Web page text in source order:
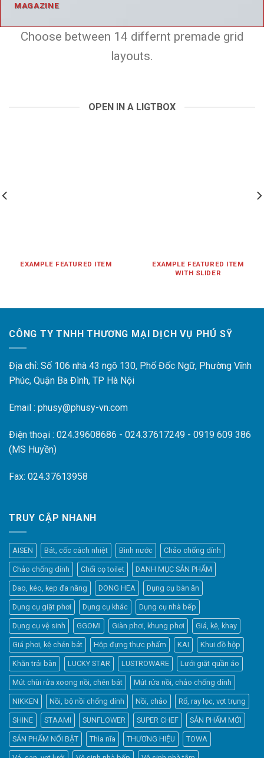
MAGAZINE
Choose between 14 differnt premade grid
layouts.
OPEN IN A LIGTBOX
EXAMPLE FEATURED ITEM
EXAMPLE FEATURED ITEM
WITH SLIDER
CÔNG TY TNHH THƯƠNG MẠI DỊCH VỤ PHÚ SỸ
Địa chỉ: Số 106 nhà 43 ngõ 130, Phố Đốc Ngữ, Phường Vĩnh
Phúc, Quận Ba Đình, TP Hà Nội
Email : phusy@phusy-vn.com
Điện thoại : 024.39608686 - 024.37617249 - 0919 609 386
(MS Huyền)
Fax: 024.37613958
TRUY CẬP NHANH
AISEN Bát, cốc cách nhiệt Bình nước Chảo chống dính
Chảo chống dính Chổi cọ toilet DANH MỤC SẢN PHẨM
Dao, kéo, kẹp đa năng DONG HEA Dụng cụ bàn ăn
Dụng cụ giặt phơi Dụng cụ khác Dụng cụ nhà bếp
Dụng cụ vệ sinh GGOMI Giàn phơi, khung phơi Giá, kệ, khay
Giá phơi, kệ chén bát Hộp đựng thực phẩm KAI Khui đồ hộp
Khăn trải bàn LUCKY STAR LUSTROWARE Lưới giặt quần áo
Mút chùi rửa xoong nồi, chén bát Mút rửa nồi, chảo chống dính
NIKKEN Nồi, bộ nồi chống dính Nồi, chảo Rổ, ray lọc, vợt trụng
SHINE STAAMI SUNFLOWER SUPER CHEF SẢN PHẨM MỚI
SẢN PHẨM NỔI BẬT Thìa nĩa THƯƠNG HIỆU TOWA
Elfsight
Typically replies within a day